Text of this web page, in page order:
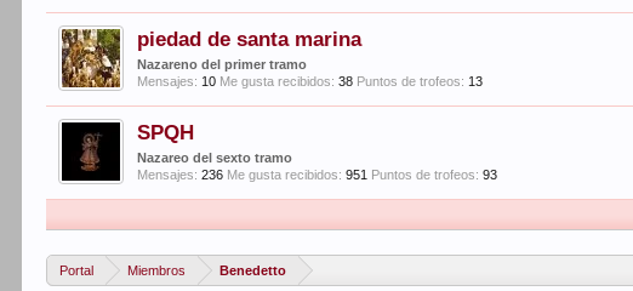
piedad de santa marina
Nazareno del primer tramo
Mensajes: 10 Me gusta recibidos: 38 Puntos de trofeos: 13
SPQH
Nazareo del sexto tramo
Mensajes: 236 Me gusta recibidos: 951 Puntos de trofeos: 93
Portal Miembros Benedetto